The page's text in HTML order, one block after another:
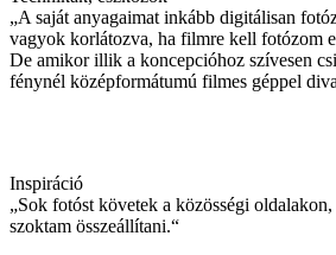
„A saját anyagaimat inkább digitálisan
vagyok korlátozva, ha filmre kell fotózom
De amikor illik a koncepcióhoz szívesen
fénynél középformátumú filmes géppel
Inspiráció
„Sok fotóst követek a közösségi
szoktam összeállítani.“